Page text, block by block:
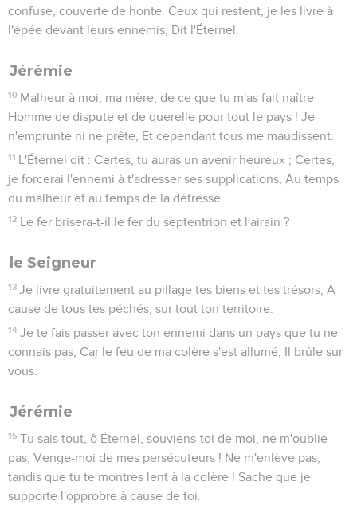
confuse, couverte de honte. Ceux qui restent, je les livre à
l'épée devant leurs ennemis, Dit l'Éternel.
Jérémie
10 Malheur à moi, ma mère, de ce que tu m'as fait naître
Homme de dispute et de querelle pour tout le pays ! Je
n'emprunte ni ne prête, Et cependant tous me maudissent.
11 L'Éternel dit : Certes, tu auras un avenir heureux ; Certes,
je forcerai l'ennemi à t'adresser ses supplications, Au temps
du malheur et au temps de la détresse.
12 Le fer brisera-t-il le fer du septentrion et l'airain ?
le Seigneur
13 Je livre gratuitement au pillage tes biens et tes trésors, A
cause de tous tes péchés, sur tout ton territoire.
14 Je te fais passer avec ton ennemi dans un pays que tu ne
connais pas, Car le feu de ma colère s'est allumé, Il brûle sur
vous.
Jérémie
15 Tu sais tout, ô Éternel, souviens-toi de moi, ne m'oublie
pas, Venge-moi de mes persécuteurs ! Ne m'enlève pas,
tandis que tu te montres lent à la colère ! Sache que je
supporte l'opprobre à cause de toi.